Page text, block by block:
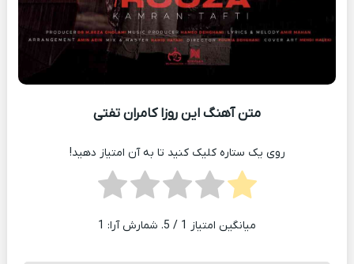
متن آهنگ این روزا کامران تفتی
روی یک ستاره کلیک کنید تا به آن امتیاز دهید!
میانگین امتیاز 1 / 5. شمارش آرا: 1